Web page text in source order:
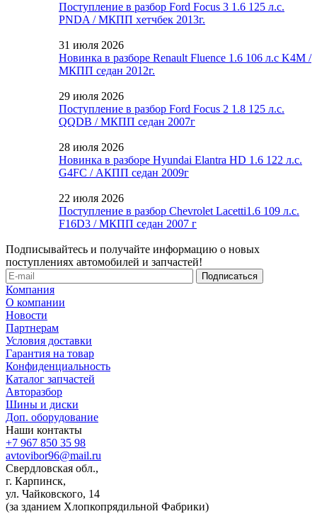
Поступление в разбор Ford Focus 3 1.6 125 л.с.
PNDA / МКПП хетчбек 2013г.
31 июля 2026
Новинка в разборе Renault Fluence 1.6 106 л.с K4M /
МКПП седан 2012г.
29 июля 2026
Поступление в разбор Ford Focus 2 1.8 125 л.с.
QQDB / МКПП седан 2007г
28 июля 2026
Новинка в разборе Hyundai Elantra HD 1.6 122 л.с.
G4FC / АКПП седан 2009г
22 июля 2026
Поступление в разбор Chevrolet Lacetti1.6 109 л.с.
F16D3 / МКПП седан 2007 г
Подписывайтесь и получайте информацию о новых
поступлениях автомобилей и запчастей!
Компания
О компании
Новости
Партнерам
Условия доставки
Гарантия на товар
Конфиденциальность
Каталог запчастей
Авторазбор
Шины и диски
Доп. оборудование
Наши контакты
+7 967 850 35 98
avtovibor96@mail.ru
Свердловская обл.,
г. Карпинск,
ул. Чайковского, 14
(за зданием Хлопкопрядильной Фабрики)